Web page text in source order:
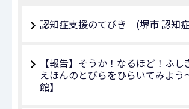
認知症支援のてびき (堺市 認知
【報告】そうか！なるほど！ふ
えほんのとびらをひらいてみよう
館】